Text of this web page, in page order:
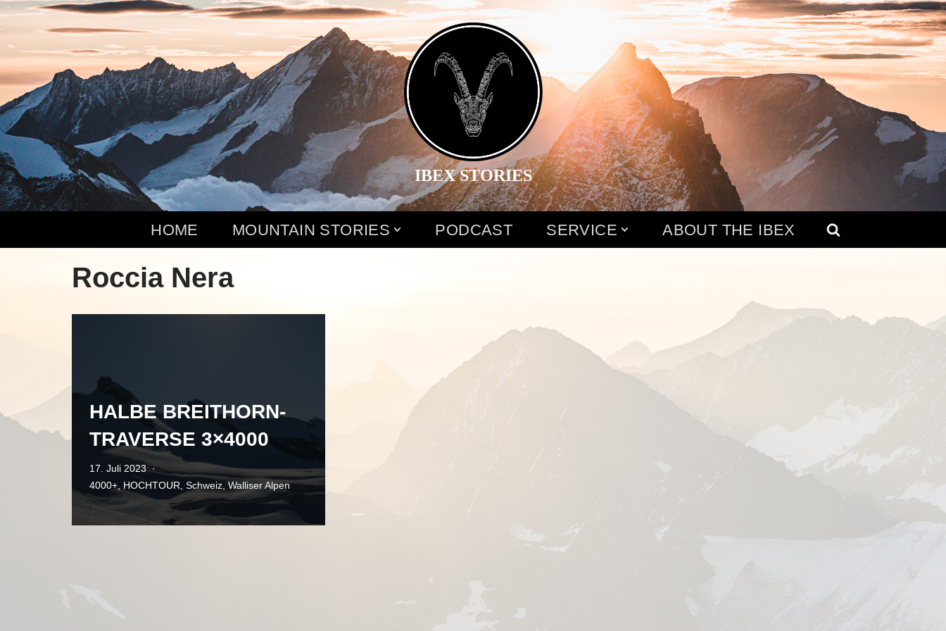
Inhalt
springen
IBEX STORIES
HOME MOUNTAIN STORIES PODCAST SERVICE ABOUT THE IBEX
Roccia Nera
HALBE BREITHORN-
TRAVERSE 3×4000
17. Juli 2023
4000+ HOCHTOUR Schweiz Walliser Alpen